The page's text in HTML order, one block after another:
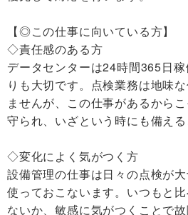
【◎この仕事に向いている方】
◇責任感のある方
データセンターは24時間365日
りも大切です。点検業務は地味
ませんが、この仕事があるから
守られ、いざという時にも備える
◇変化によく気がつく方
設備管理の仕事は日々の点検が
使っておこないます。いつもと
ないか、敏感に気がつくことで